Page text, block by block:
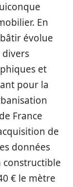
En
évolue
et
pour la
France
de
données
constructible
€ le mètre